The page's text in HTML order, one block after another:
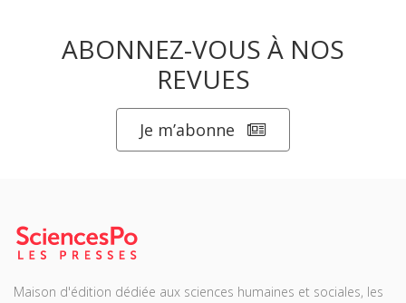
ABONNEZ-VOUS À NOS
REVUES
Je m’abonne
Maison d'édition dédiée aux sciences humaines et sociales, les